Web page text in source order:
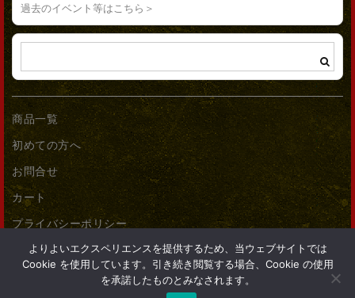
過去のイベント等はこちら＞
商品一覧
初めての方へ
お問合せ
カート
プライバシーポリシー
(c) 2017 dry-bonsai.com
よりよいエクスペリエンスを提供するため、当ウェブサイトでは
Cookie を使用しています。引き続き閲覧する場合、Cookie の使用
を承諾したものとみなされます。